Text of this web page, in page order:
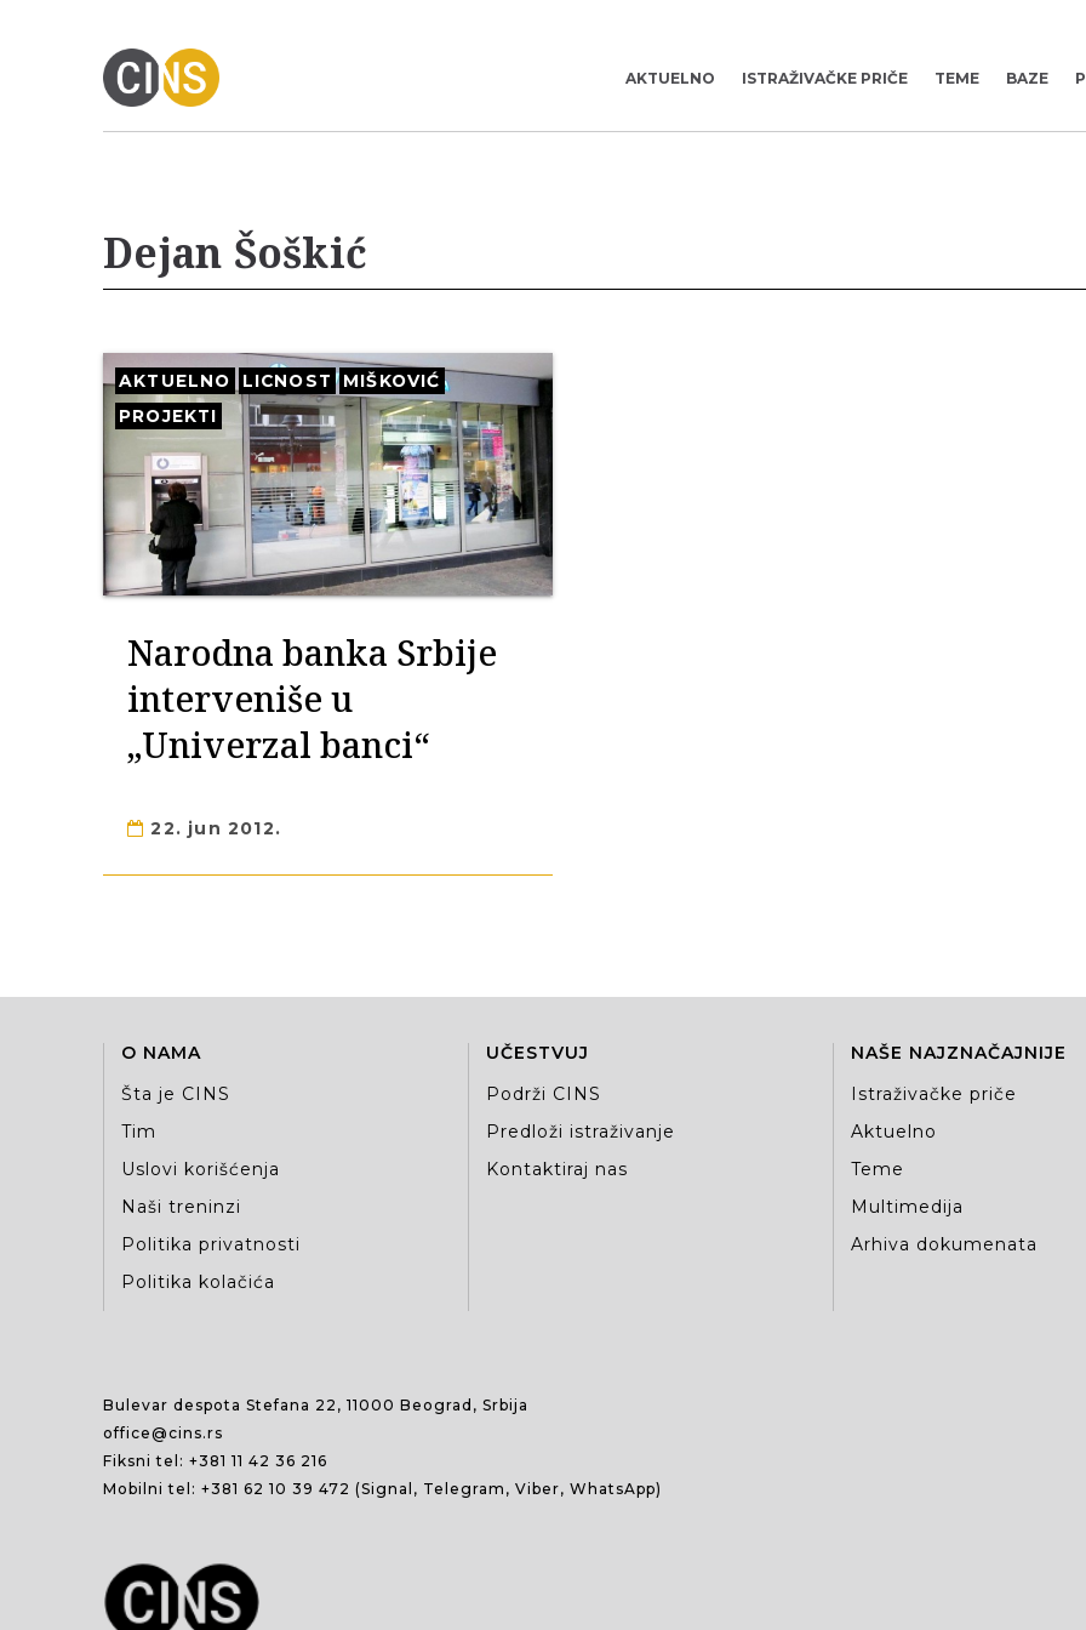
AKTUELNO ISTRAŽIVAČKE PRIČE TEME BAZE
Dejan Šoškić
AKTUELNO LICNOST
MIŠKOVIĆ
PROJEKTI
Narodna banka Srbije
interveniše u
„Univerzal banci“
22. jun 2012.
O NAMA
Šta je CINS
Tim
Uslovi korišćenja
Naši treninzi
Politika privatnosti
Politika kolačića
UČESTVUJ
Podrži CINS
Predloži istraživanje
Kontaktiraj nas
NAŠE NAJZNAČAJNIJE
Istraživačke priče
Aktuelno
Teme
Multimedija
Arhiva dokumenata
Bulevar despota Stefana 22, 11000 Beograd, Srbija
office@cins.rs
Fiksni tel: +381 11 42 36 216
Mobilni tel: +381 62 10 39 472 (Signal, Telegram, Viber, WhatsApp)